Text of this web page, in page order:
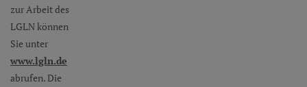
zur Arbeit des
LGLN können
Sie unter
www.lgln.de
abrufen. Die